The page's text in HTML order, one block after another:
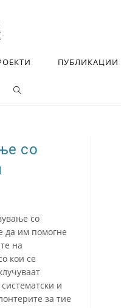
ПУБЛИКАЦИИ
со
со
да им помогне
на
кои се
и
за тие